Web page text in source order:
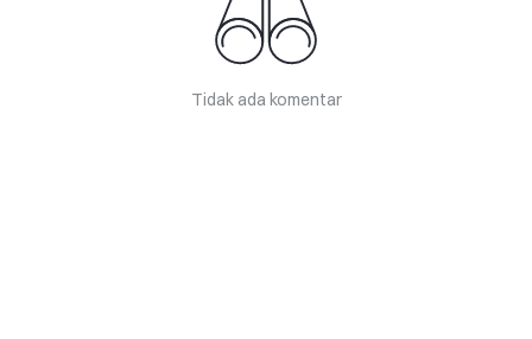
Tidak ada komentar